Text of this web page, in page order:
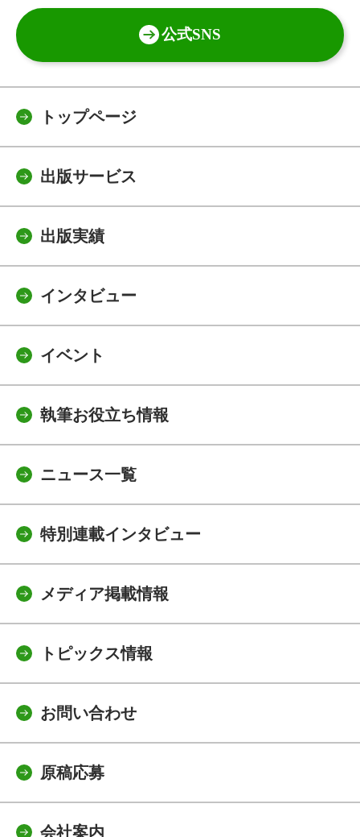
公式SNS
トップページ
出版サービス
出版実績
インタビュー
イベント
執筆お役立ち情報
ニュース一覧
特別連載インタビュー
メディア掲載情報
トピックス情報
お問い合わせ
原稿応募
会社案内